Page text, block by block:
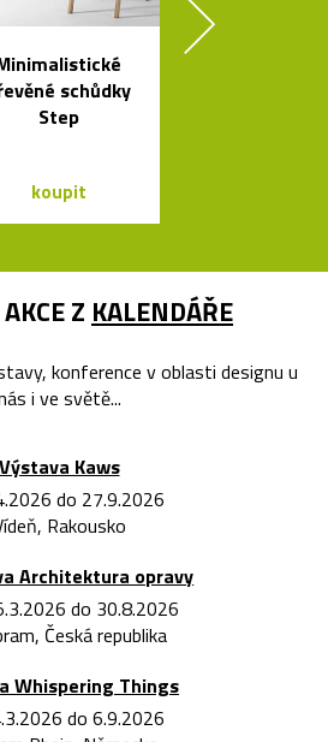
schůdky
Step
koupit
Z KALENDÁŘE
konference v oblasti designu u
i ve světě...
Výstava Kaws
do 27.9.2026
Rakousko
Architektura opravy
do 30.8.2026
Česká republika
Whispering Things
do 6.9.2026